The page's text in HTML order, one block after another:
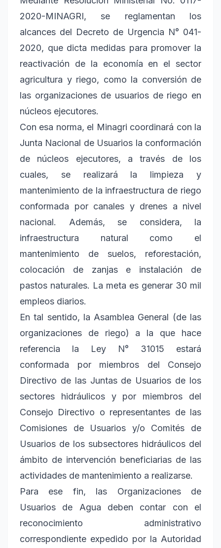
2020-MINAGRI, se reglamentan los
alcances del Decreto de Urgencia N° 041-
2020, que dicta medidas para promover la
reactivación de la economía en el sector
agricultura y riego, como la conversión de
las organizaciones de usuarios de riego en
núcleos ejecutores.
Con esa norma, el Minagri coordinará con la
Junta Nacional de Usuarios la conformación
de núcleos ejecutores, a través de los
cuales, se realizará la limpieza y
mantenimiento de la infraestructura de riego
conformada por canales y drenes a nivel
nacional. Además, se considera, la
infraestructura natural como el
mantenimiento de suelos, reforestación,
colocación de zanjas e instalación de
pastos naturales. La meta es generar 30 mil
empleos diarios.
En tal sentido, la Asamblea General (de las
organizaciones de riego) a la que hace
referencia la Ley N° 31015 estará
conformada por miembros del Consejo
Directivo de las Juntas de Usuarios de los
sectores hidráulicos y por miembros del
Consejo Directivo o representantes de las
Comisiones de Usuarios y/o Comités de
Usuarios de los subsectores hidráulicos del
ámbito de intervención beneficiarias de las
actividades de mantenimiento a realizarse.
Para ese fin, las Organizaciones de
Usuarios de Agua deben contar con el
reconocimiento administrativo
correspondiente expedido por la Autoridad